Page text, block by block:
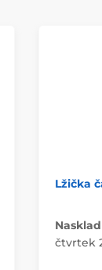
Lžička
čtvrtek